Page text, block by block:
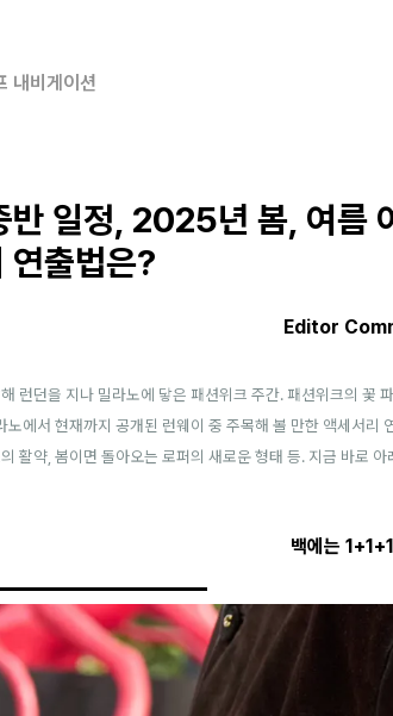
내비게이션
반 일정, 2025년 봄, 여름
연출법은?
Editor
런던을 지나 밀라노에 닿은 패션위크 주간. 패션위크의 꽃
노에서 현재까지 공개된 런웨이 중 주목해 볼 만한 액세서리
활약, 봄이면 돌아오는 로퍼의 새로운 형태 등. 지금 바로
백에는